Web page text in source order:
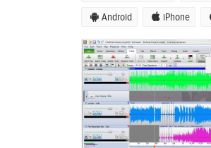
Android iPhone